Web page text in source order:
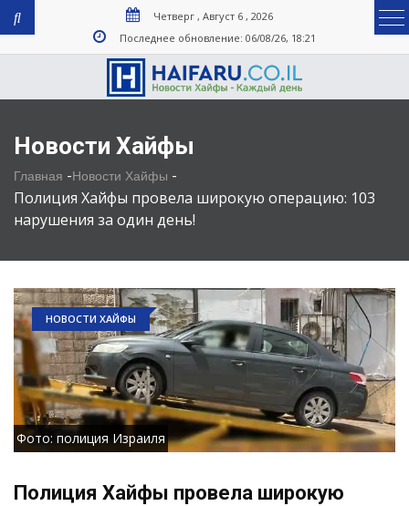
Четверг , Август 6 , 2026
Последнее обновление: 06/08/26, 18:21
Новости Хайфы
Главная -Новости Хайфы -
Полиция Хайфы провела широкую операцию: 103
нарушения за один день!
НОВОСТИ ХАЙФЫ
Фото: полиция Израиля
Полиция Хайфы провела широкую